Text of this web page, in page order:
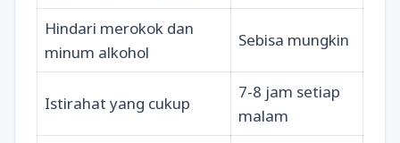
Hindari merokok dan
minum alkohol
Sebisa mungkin
Istirahat yang cukup
7-8 jam setiap
malam